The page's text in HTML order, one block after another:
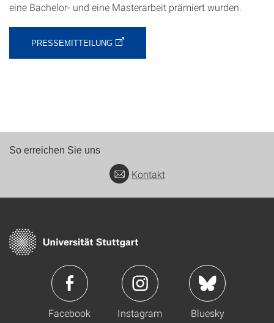
eine Bachelor- und eine Masterarbeit prämiert wurden.
PRESSEMITTEILUNG
So erreichen Sie uns
Kontakt
Facebook Instagram Bluesky